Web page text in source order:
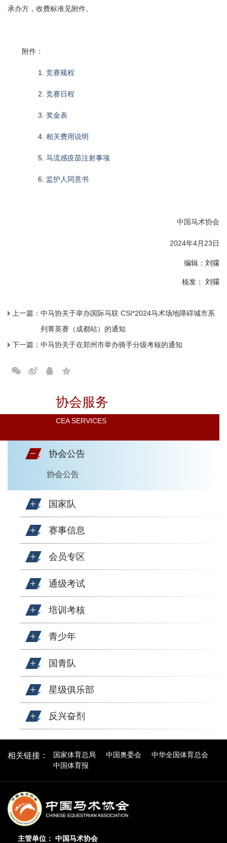
协会服务
CEA SERVICES
协会公告
协会公告
国家队
赛事信息
会员专区
通级考试
培训考核
青少年
国青队
星级俱乐部
反兴奋剂
承办方，收费标准见附件。
附件：
1. 竞赛规程
2. 竞赛日程
3. 奖金表
4. 相关费用说明
5. 马流感疫苗注射事项
6. 监护人同意书
中国马术协会
2024年4月23日
编辑：刘骦
核发： 刘骦
上一篇： 中马协关于举办国际马联 CSI*2024马术场地障碍城市系
列菁英赛（成都站）的通知
下一篇： 中马协关于在郑州市举办骑手分级考核的通知
相关链接： 国家体育总局 中国奥委会
中华全国体育总会
中国体育报
主管单位： 中国马术协会